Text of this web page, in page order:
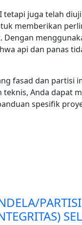
juga telah
memberikan
api dan panas
fasad dan partisi
Anda dapat
spesifik